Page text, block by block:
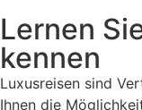
Lernen
kennen
Luxusreisen sind
Ihnen die